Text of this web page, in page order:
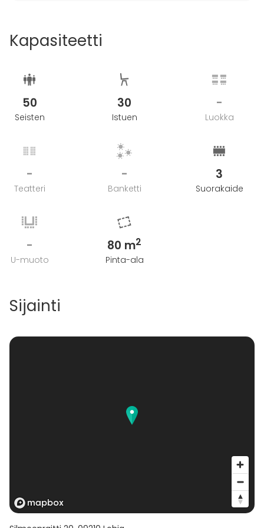
Kapasiteetti
50
Seisten
30
Istuen
-
Luokka
-
Teatteri
-
Banketti
3
Suorakaide
-
U-muoto
80 m2
Pinta-ala
Sijainti